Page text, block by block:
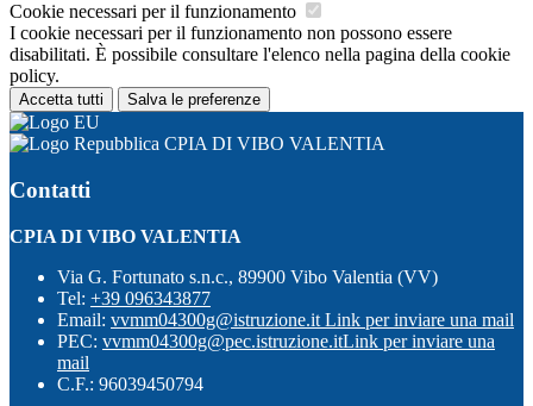
Cookie necessari per il funzionamento
I cookie necessari per il funzionamento non possono essere
disabilitati. È possibile consultare l'elenco nella pagina della cookie
policy.
Accetta tutti Salva le preferenze
CPIA DI VIBO VALENTIA
Contatti
CPIA DI VIBO VALENTIA
Via G. Fortunato s.n.c., 89900 Vibo Valentia (VV)
Tel: +39 096343877
Email: vvmm04300g@istruzione.it Link per inviare una mail
PEC: vvmm04300g@pec.istruzione.itLink per inviare una
mail
C.F.: 96039450794